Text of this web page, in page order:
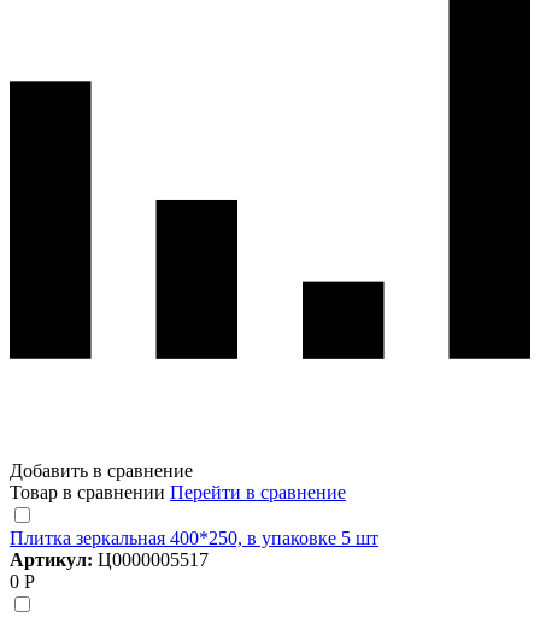
Добавить в сравнение
Товар в сравнении Перейти в сравнение
Плитка зеркальная 400*250, в упаковке 5 шт
Артикул: Ц0000005517
0 Р